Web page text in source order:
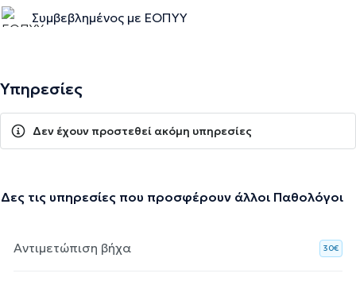
Συμβεβλημένος με ΕΟΠΥΥ
Υπηρεσίες
Δεν έχουν προστεθεί ακόμη υπηρεσίες
Δες τις υπηρεσίες που προσφέρουν άλλοι Παθολόγοι
Αντιμετώπιση βήχα 30€